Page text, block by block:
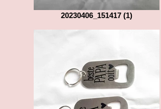
20230406_151417 (1)